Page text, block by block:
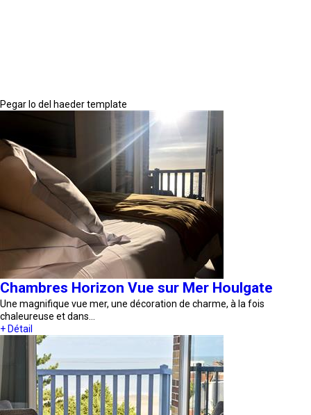
Pegar lo del haeder template
Chambres Horizon Vue sur Mer Houlgate
Une magnifique vue mer, une décoration de charme, à la fois
chaleureuse et dans…
+ Détail